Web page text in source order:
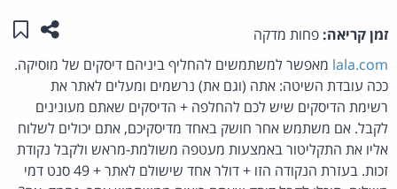
זמן קריאה: פחות מדקה שתפו
lala.com מאפשר למשתמשים להחליף ביניהם דיסקים של מוסיקה.
ככה עובדת השיטה: אתה (וגם את) נרשמים ומעלים לאתר את
רשימת הדיסקים שיש לכם להחלפה + הדיסקים שאתם מעונינים
לקבל. אם משתמש אחר חושק באחד מדיסקיכם, אתם יכולים לשלוח
אליו את התקליטור באמצעות מעטפה משולמת-מראש ולקבל נקודת
זכות. בעזרת הנקודה הזו + דולר אחד שישולם לאתר + 49 סנט דמי